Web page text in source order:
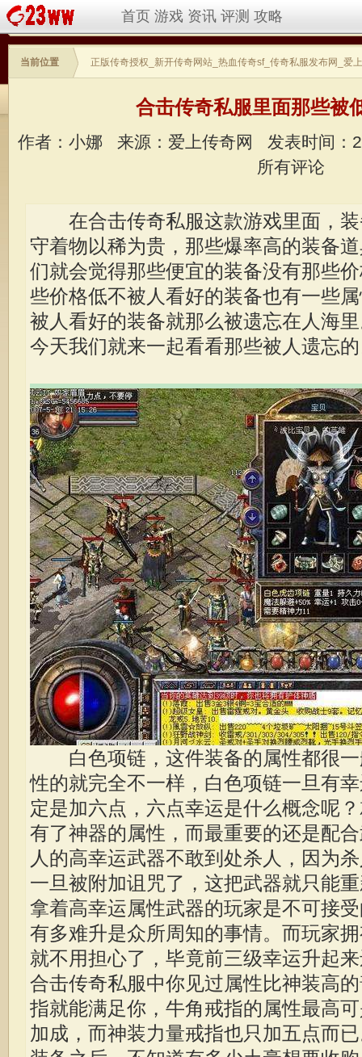
首页 游戏 资讯 评测 攻略
当前位置 正版传奇授权_新开传奇网站_热血传奇sf_传奇私服发布网_爱
合击传奇私服里面那些被
作者：小娜 来源：爱上传奇网
发表时间：
所有评论
在合击传奇私服这款游戏里面，
守着物以稀为贵，那些爆率高的装备
们就会觉得那些便宜的装备没有那些
些价格低不被人看好的装备也有一些
被人看好的装备就那么被遗忘在人海
今天我们就来一起看看那些被人遗忘
白色项链，这件装备的属性都很一
性的就完全不一样，白色项链一旦有
定是加六点，六点幸运是什么概念呢
有了神器的属性，而最重要的还是配
人的高幸运武器不敢到处杀人，因为
一旦被附加诅咒了，这把武器就只能
拿着高幸运属性武器的玩家是不可接
有多难升是众所周知的事情。而玩家
就不用担心了，毕竟前三级幸运升起
合击传奇私服中你见过属性比神装高
指就能满足你，牛角戒指的属性最高
加成，而神装力量戒指也只加五点而